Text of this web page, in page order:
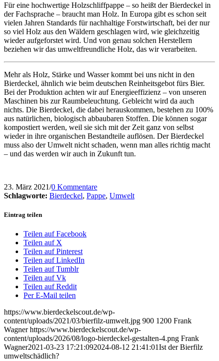
Für eine hochwertige Holzschliffpappe – so heißt der Bierdeckel in
der Fachsprache – braucht man Holz. In Europa gibt es schon seit
vielen Jahren Standards für nachhaltige Forstwirtschaft, bei der nur
so viel Holz aus den Wäldern geschlagen wird, wie gleichzeitig
wieder aufgeforstet wird. Und von genau solchen Herstellern
beziehen wir das umweltfreundliche Holz, das wir verarbeiten.
Mehr als Holz, Stärke und Wasser kommt bei uns nicht in den
Bierdeckel, ähnlich wie beim deutschen Reinheitsgebot fürs Bier.
Bei der Produktion achten wir auf Energieeffizienz – von unseren
Maschinen bis zur Raumbeleuchtung. Gebleicht wird da auch
nichts. Die Bierdeckel, die dabei herauskommen, bestehen zu 100%
aus natürlichen, biologisch abbaubaren Stoffen. Die können sogar
kompostiert werden, weil sie sich mit der Zeit ganz von selbst
wieder in ihre organischen Bestandteile auflösen. Der Bierdeckel
muss also der Umwelt nicht schaden, wenn man alles richtig macht
– und das werden wir auch in Zukunft tun.
23. März 2021/0 Kommentare
Schlagworte: Bierdeckel, Pappe, Umwelt
Eintrag teilen
Teilen auf Facebook
Teilen auf X
Teilen auf Pinterest
Teilen auf LinkedIn
Teilen auf Tumblr
Teilen auf Vk
Teilen auf Reddit
Per E-Mail teilen
https://www.bierdeckelscout.de/wp-
content/uploads/2021/03/bierfilz-umwelt.jpg 900 1200 Frank
Wagner https://www.bierdeckelscout.de/wp-
content/uploads/2026/08/logo-bierdeckel-gestalten-4.png Frank
Wagner2021-03-23 17:21:092024-08-12 21:41:01Ist der Bierfilz
umweltschädlich?